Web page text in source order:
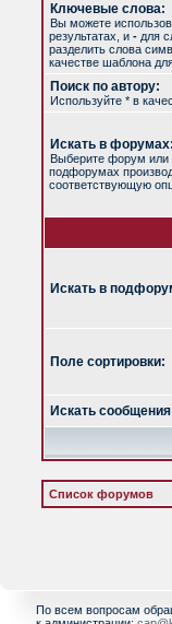
Ключевые слова:
Вы можете
результатах, и - для
разделить слова
качестве шаблона
Поиск по автору:
Используйте * в
Искать в форумах:
Выберите форум или
подфорумах
соответствующую
Искать в
Поле сортировки:
Искать сообщения
Список форумов
По всем вопросам